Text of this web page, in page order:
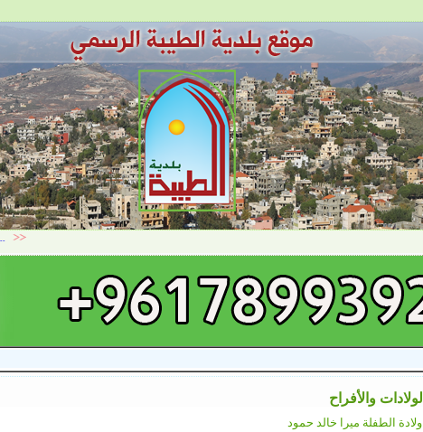
الولادات والأفراح
ولادة الطفلة ميرا خالد حمود